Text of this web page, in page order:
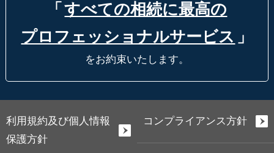
「 すべての相続に最高の
プロフェッショナルサービス 」
をお約束いたします。
利用規約及び個人情報
保護方針
コンプライアンス方針